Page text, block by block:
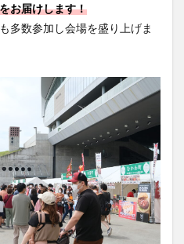
お届けします！
も多数参加し会場を盛り上げま